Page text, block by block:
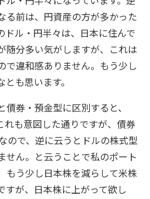
る前は、円資産の方が多かった
ドル・円半々は、日本に住んで
随分多い気がしますが、これは
で違和感ありません。もう少し
も思います。
券・預金型に区別すると、
れも意図した通りですが、債券
ので、逆に云うとドルの株式型
せん。と云うことで私のポート
もう少し日本株を減らして米株
すが、日本株に上がって欲し